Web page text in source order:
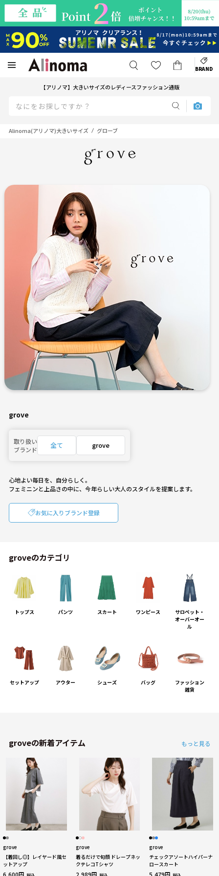
BRAND
【アリノマ】大きいサイズのレディースファッション通販
Alinoma(アリノマ)大きいサイズ グローブ
grove
取り扱い
ブランド
全て grove
心地よい毎日を、自分らしく。
フェミニンと上品さの中に、今年らしい大人のスタイルを提案します。
お気に入りブランド登録
groveのカテゴリ
トップス パンツ スカート ワンピース
サロペット・
オーバーオー
ル
セットアップ アウター シューズ バッグ
ファッション
雑貨
groveの新着アイテム もっと見る
grove
【着回し◎】レイヤード風セ
ットアップ
grove
着るだけで旬顔 ドレープネッ
クテレコTシャツ
grove
チェックアソートハイパーナ
ロースカート